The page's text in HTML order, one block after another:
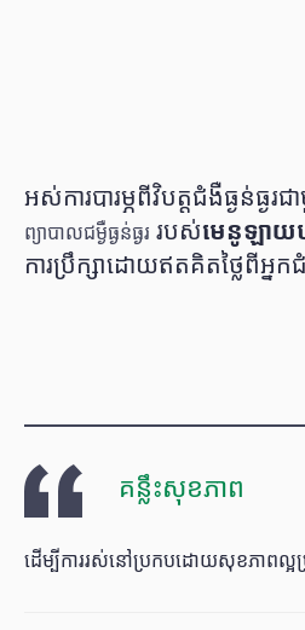
អស់ការបារម្ភពីវិបត្តជំងឺធ្ងន់ធ្ង
ព្យាបាលជម្ងឺធ្ងន់ធ្ងរ របស់មេនូឡាយ
ការប្រឹក្សាដោយឥតគិតថ្លៃពីអ្
គន្លឹះសុខភាព
ដើម្បីការរស់នៅប្រកបដោយសុខភាពល្អ